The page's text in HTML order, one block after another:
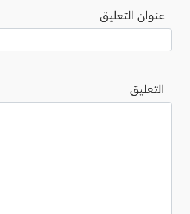
عنوان التعليق
التعليق